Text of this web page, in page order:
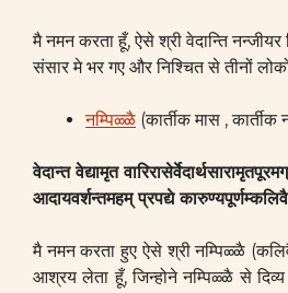
मै नमन करता हूँ, ऐसे श्री वेदान्ति नन्जीयर
संसार मे भर गए और निश्चित से तीनों
नम्पिळ्ळै (कार्तीक मास , कार्तीक
वेदान्त वेद्यामृत
आदायवर्शन्तमहम् प्रपद्ये
मै नमन करता हुए ऐसे श्री नम्पिळ्ळै
आश्रय लेता हूँ, जिन्होने नम्पिळ्ळै से